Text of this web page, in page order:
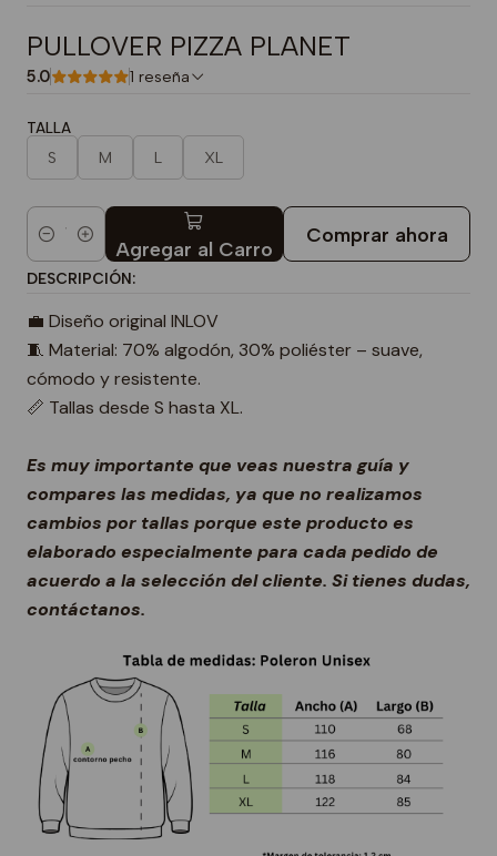
PULLOVER PIZZA PLANET
5.0 1 reseña
TALLA
S M L XL
Cantidad Agregar al Carro
Comprar ahora
DESCRIPCIÓN:
💼 Diseño original INLOV
🧵 Material: 70% algodón, 30% poliéster – suave,
cómodo y resistente.
📏 Tallas desde S hasta XL.
Es muy importante que veas nuestra guía y
compares las medidas, ya que no realizamos
cambios por tallas porque este producto es
elaborado especialmente para cada pedido de
acuerdo a la selección del cliente. Si tienes dudas,
contáctanos.